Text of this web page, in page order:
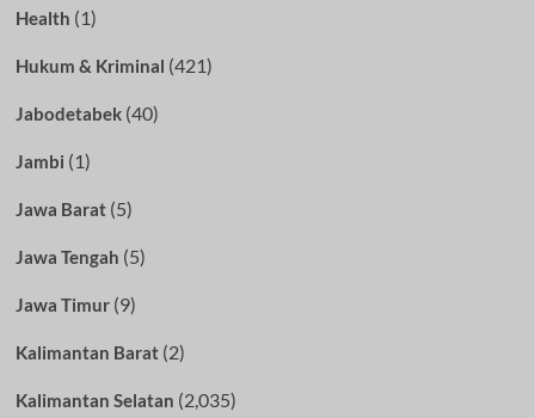
Health (1)
Hukum & Kriminal (421)
Jabodetabek(40)
Jambi (1)
Jawa Barat(5)
Jawa Tengah (5)
Jawa Timur(9)
Kalimantan Barat(2)
Kalimantan Selatan (2,035)